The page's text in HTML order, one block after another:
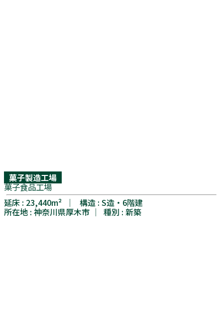
菓子製造工場
菓子食品工場
延床 : 23,440m² │ 構造 : S造・6階建
所在地 : 神奈川県厚木市 │ 種別 : 新築